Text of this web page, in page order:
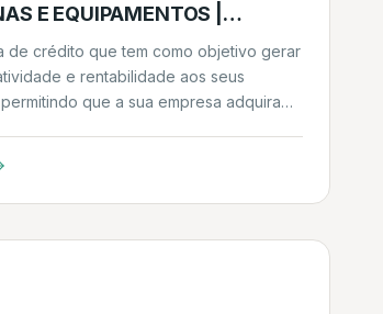
E EQUIPAMENTOS |
CAMINHÕES E DEMAIS
de crédito que tem como objetivo gerar
e rentabilidade aos seus
que a sua empresa adquira
de carbono. Daniel